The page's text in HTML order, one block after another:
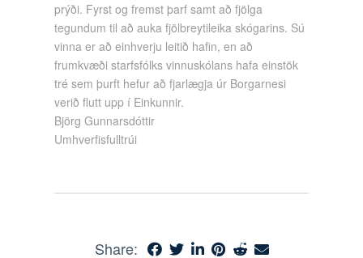
prýði. Fyrst og fremst þarf samt að fjölga
tegundum til að auka fjölbreytileika skógarins. Sú
vinna er að einhverju leitið hafin, en að
frumkvæði starfsfólks vinnuskólans hafa einstök
tré sem þurft hefur að fjarlægja úr Borgarnesi
verið flutt upp í Einkunnir.
Björg Gunnarsdóttir
Umhverfisfulltrúi
Share: